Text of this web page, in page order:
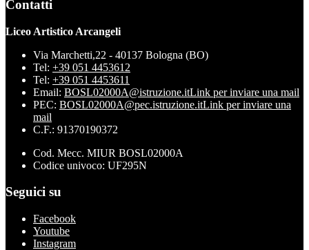
Contatti
Liceo Artistico Arcangeli
Via Marchetti,22 - 40137 Bologna (BO)
Tel: +39 051 4453612
Tel: +39 051 4453611
Email: BOSL02000A@istruzione.itLink per inviare una mail
PEC: BOSL02000A@pec.istruzione.itLink per inviare una
mail
C.F.: 91370190372
Cod. Mecc. MIUR BOSL02000A
Codice univoco: UF295N
Seguici su
Facebook
Youtube
Instagram